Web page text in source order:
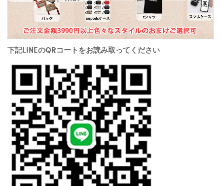
下記LINEのQRコートをお読み取ってください